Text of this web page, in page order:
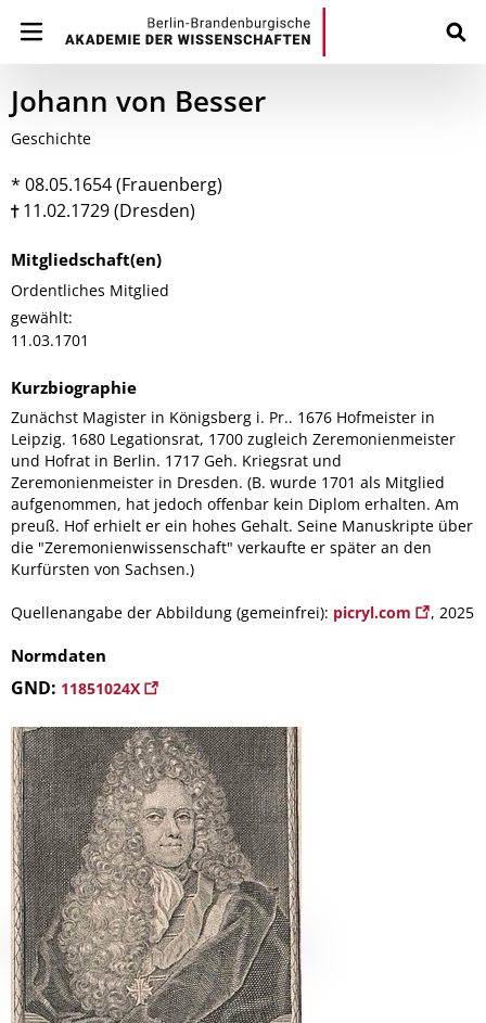
Johann von Besser
Geschichte
* 08.05.1654 (Frauenberg)
11.02.1729 (Dresden)
Mitgliedschaft(en)
Ordentliches Mitglied
gewählt:
11.03.1701
Kurzbiographie
Zunächst Magister in Königsberg i. Pr.. 1676 Hofmeister in
Leipzig. 1680 Legationsrat, 1700 zugleich Zeremonienmeister
und Hofrat in Berlin. 1717 Geh. Kriegsrat und
Zeremonienmeister in Dresden. (B. wurde 1701 als Mitglied
aufgenommen, hat jedoch offenbar kein Diplom erhalten. Am
preuß. Hof erhielt er ein hohes Gehalt. Seine Manuskripte über
die "Zeremonienwissenschaft" verkaufte er später an den
Kurfürsten von Sachsen.)
Quellenangabe der Abbildung (gemeinfrei): picryl.com , 2025
Normdaten
GND: 11851024X